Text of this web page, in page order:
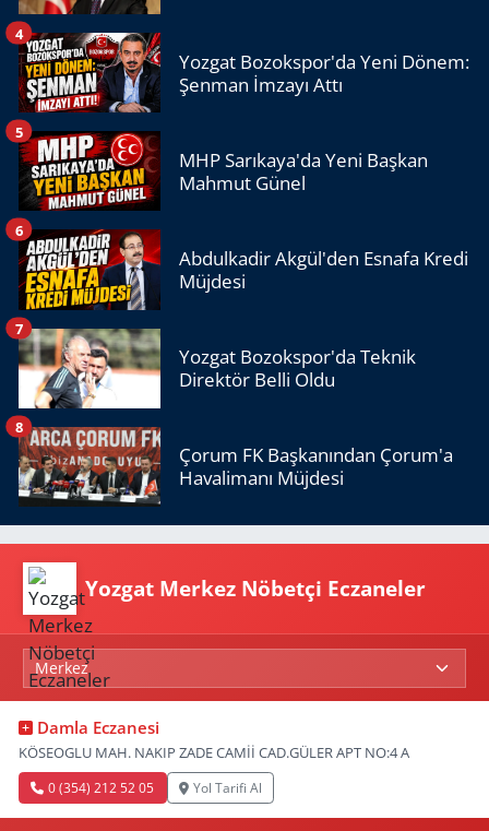
Yozgat Bozokspor'da Yeni Dönem:
Şenman İmzayı Attı
4
MHP Sarıkaya'da Yeni Başkan
Mahmut Günel
5
Abdulkadir Akgül'den Esnafa Kredi
Müjdesi
6
Yozgat Bozokspor'da Teknik
Direktör Belli Oldu
7
Çorum FK Başkanından Çorum'a
Havalimanı Müjdesi
8
Yozgat Merkez Nöbetçi Eczaneler
Damla Eczanesi
KÖSEOGLU MAH. NAKIP ZADE CAMİİ CAD.GÜLER APT NO:4 A
0 (354) 212 52 05 Yol Tarifi Al